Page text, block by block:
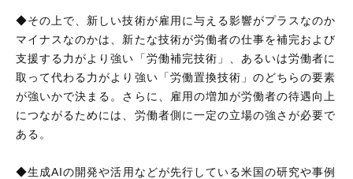
◆その上で、新しい技術が雇用に与える影響がプラスなのか
マイナスなのかは、新たな技術が労働者の仕事を補完および
支援する力がより強い「労働補完技術」、あるいは労働者に
取って代わる力がより強い「労働置換技術」のどちらの要素
が強いかで決まる。さらに、雇用の増加が労働者の待遇向上
につながるためには、労働者側に一定の立場の強さが必要で
ある。
◆生成AIの開発や活用などが先行している米国の研究や事例